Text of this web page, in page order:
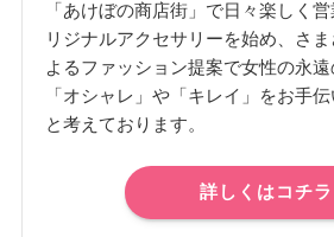
「あけぼの商店街」で日々楽しく
リジナルアクセサリーを始め、さ
よるファッション提案で女性の永
「オシャレ」や「キレイ」をお手
と考えております。
詳しくはコチラ